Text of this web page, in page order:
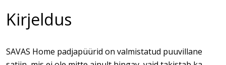
Kirjeldus
SAVAS Home padjapüürid on valmistatud puuvillane